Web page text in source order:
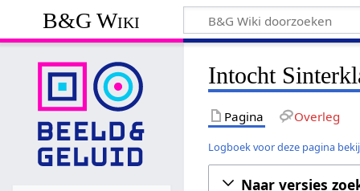
B&G Wiki
Intocht
Pagina Overleg
Logboek voor deze pagina
Naar versies